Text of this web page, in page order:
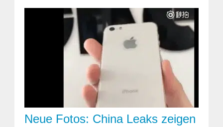
Neue Fotos: China Leaks zeigen